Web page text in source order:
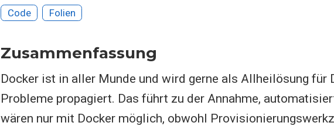
Code Folien
Zusammenfassung
Docker ist in aller Munde und wird gerne als Allheilösung für
Probleme propagiert. Das führt zu der Annahme,
wären nur mit Docker möglich, obwohl